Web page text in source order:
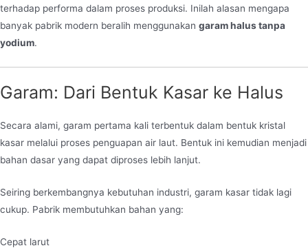
terhadap performa dalam proses produksi. Inilah alasan mengapa
banyak pabrik modern beralih menggunakan garam halus tanpa
yodium.
Garam: Dari Bentuk Kasar ke Halus
Secara alami, garam pertama kali terbentuk dalam bentuk kristal
kasar melalui proses penguapan air laut. Bentuk ini kemudian menjadi
bahan dasar yang dapat diproses lebih lanjut.
Seiring berkembangnya kebutuhan industri, garam kasar tidak lagi
cukup. Pabrik membutuhkan bahan yang:
Cepat larut